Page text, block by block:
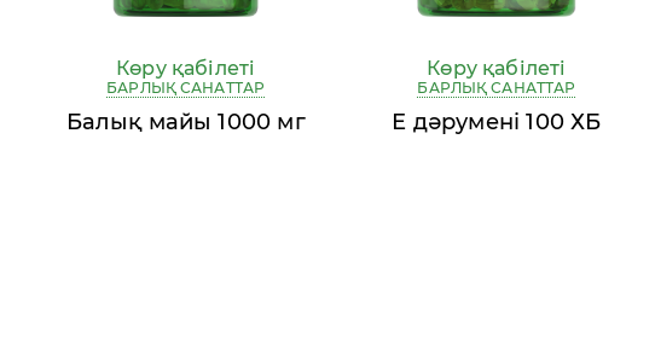
Көру қабілеті
БАРЛЫҚ САНАТТАР
Балық майы 1000 мг
Көру қабілеті
БАРЛЫҚ САНАТТАР
Е дәрумені 100 ХБ